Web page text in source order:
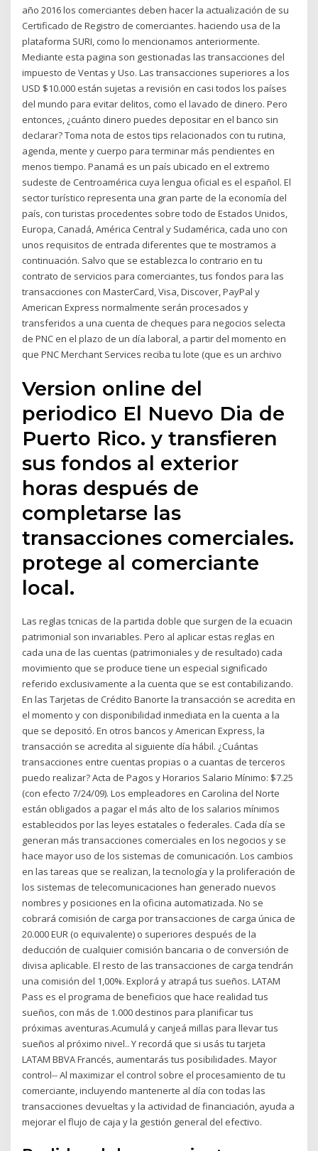
año 2016 los comerciantes deben hacer la actualización de su
Certificado de Registro de comerciantes. haciendo usa de la
plataforma SURI, como lo mencionamos anteriormente.
Mediante esta pagina son gestionadas las transacciones del
impuesto de Ventas y Uso. Las transacciones superiores a los
USD $10.000 están sujetas a revisión en casi todos los países
del mundo para evitar delitos, como el lavado de dinero. Pero
entonces, ¿cuánto dinero puedes depositar en el banco sin
declarar? Toma nota de estos tips relacionados con tu rutina,
agenda, mente y cuerpo para terminar más pendientes en
menos tiempo. Panamá es un país ubicado en el extremo
sudeste de Centroamérica cuya lengua oficial es el español. El
sector turístico representa una gran parte de la economía del
país, con turistas procedentes sobre todo de Estados Unidos,
Europa, Canadá, América Central y Sudamérica, cada uno con
unos requisitos de entrada diferentes que te mostramos a
continuación. Salvo que se establezca lo contrario en tu
contrato de servicios para comerciantes, tus fondos para las
transacciones con MasterCard, Visa, Discover, PayPal y
American Express normalmente serán procesados y
transferidos a una cuenta de cheques para negocios selecta
de PNC en el plazo de un día laboral, a partir del momento en
que PNC Merchant Services reciba tu lote (que es un archivo
Version online del
periodico El Nuevo Dia de
Puerto Rico. y transfieren
sus fondos al exterior
horas después de
completarse las
transacciones comerciales.
protege al comerciante
local.
Las reglas tcnicas de la partida doble que surgen de la ecuacin
patrimonial son invariables. Pero al aplicar estas reglas en
cada una de las cuentas (patrimoniales y de resultado) cada
movimiento que se produce tiene un especial significado
referido exclusivamente a la cuenta que se est contabilizando.
En las Tarjetas de Crédito Banorte la transacción se acredita en
el momento y con disponibilidad inmediata en la cuenta a la
que se depositó. En otros bancos y American Express, la
transacción se acredita al siguiente día hábil. ¿Cuántas
transacciones entre cuentas propias o a cuantas de terceros
puedo realizar? Acta de Pagos y Horarios Salario Mínimo: $7.25
(con efecto 7/24/09). Los empleadores en Carolina del Norte
están obligados a pagar el más alto de los salarios mínimos
establecidos por las leyes estatales o federales. Cada día se
generan más transacciones comerciales en los negocios y se
hace mayor uso de los sistemas de comunicación. Los cambios
en las tareas que se realizan, la tecnología y la proliferación de
los sistemas de telecomunicaciones han generado nuevos
nombres y posiciones en la oficina automatizada. No se
cobrará comisión de carga por transacciones de carga única de
20.000 EUR (o equivalente) o superiores después de la
deducción de cualquier comisión bancaria o de conversión de
divisa aplicable. El resto de las transacciones de carga tendrán
una comisión del 1,00%. Explorá y atrapá tus sueños. LATAM
Pass es el programa de beneficios que hace realidad tus
sueños, con más de 1.000 destinos para planificar tus
próximas aventuras.Acumulá y canjeá millas para llevar tus
sueños al próximo nivel.. Y recordá que si usás tu tarjeta
LATAM BBVA Francés, aumentarás tus posibilidades. Mayor
control-- Al maximizar el control sobre el procesamiento de tu
comerciante, incluyendo mantenerte al día con todas las
transacciones devueltas y la actividad de financiación, ayuda a
mejorar el flujo de caja y la gestión general del efectivo.